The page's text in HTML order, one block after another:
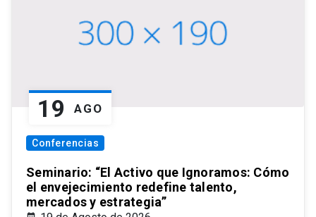
19 AGO
Conferencias
Seminario: “El Activo que Ignoramos: Cómo
el envejecimiento redefine talento,
mercados y estrategia”